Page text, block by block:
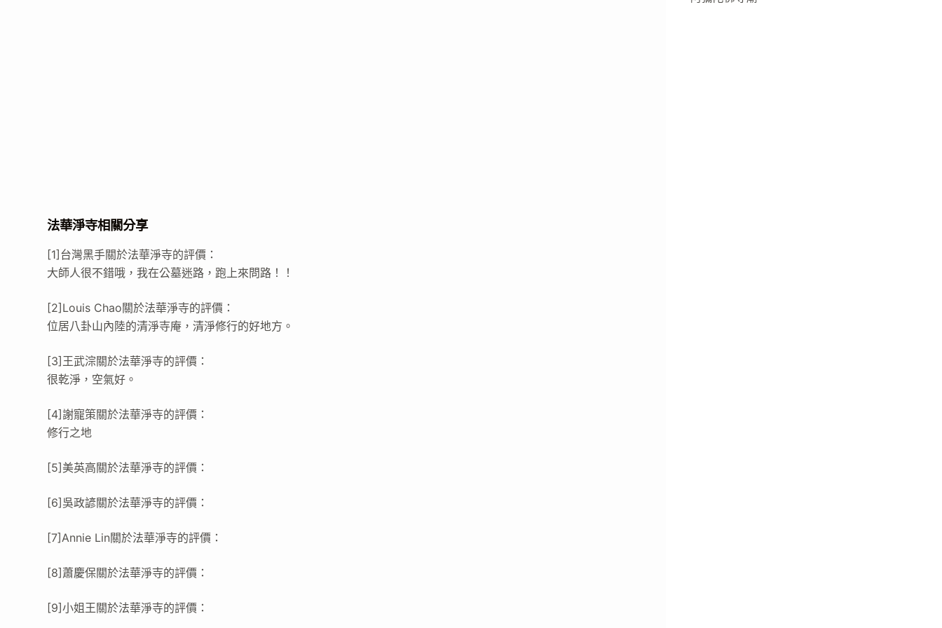
法華淨寺相關分享
[1]台灣黑手關於法華淨寺的評價：
大師人很不錯哦，我在公墓迷路，跑上來問路！！
[2]Louis Chao關於法華淨寺的評價：
位居八卦山內陸的清淨寺庵，清淨修行的好地方。
[3]王武淙關於法華淨寺的評價：
很乾淨，空氣好。
[4]謝寵策關於法華淨寺的評價：
修行之地
[5]美英高關於法華淨寺的評價：
[6]吳政諺關於法華淨寺的評價：
[7]Annie Lin關於法華淨寺的評價：
[8]蕭慶保關於法華淨寺的評價：
[9]小姐王關於法華淨寺的評價：